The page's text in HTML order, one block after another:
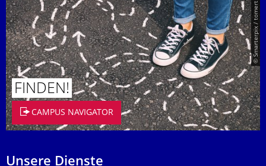
© Smarterpix / tomert
FINDEN!
CAMPUS NAVIGATOR
Unsere Dienste